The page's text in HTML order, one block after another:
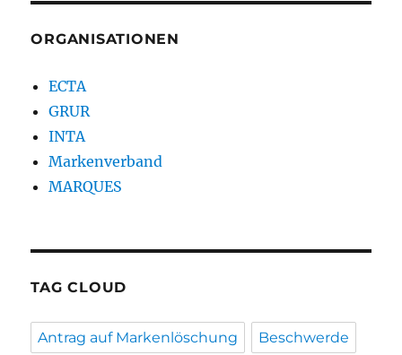
ORGANISATIONEN
ECTA
GRUR
INTA
Markenverband
MARQUES
TAG CLOUD
Antrag auf Markenlöschung Beschwerde